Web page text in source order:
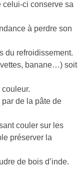
celui-ci conserve sa
à perdre son
du refroidissement.
banane…) soit
de la pâte de
couler sur les
préserver la
de bois d’inde.